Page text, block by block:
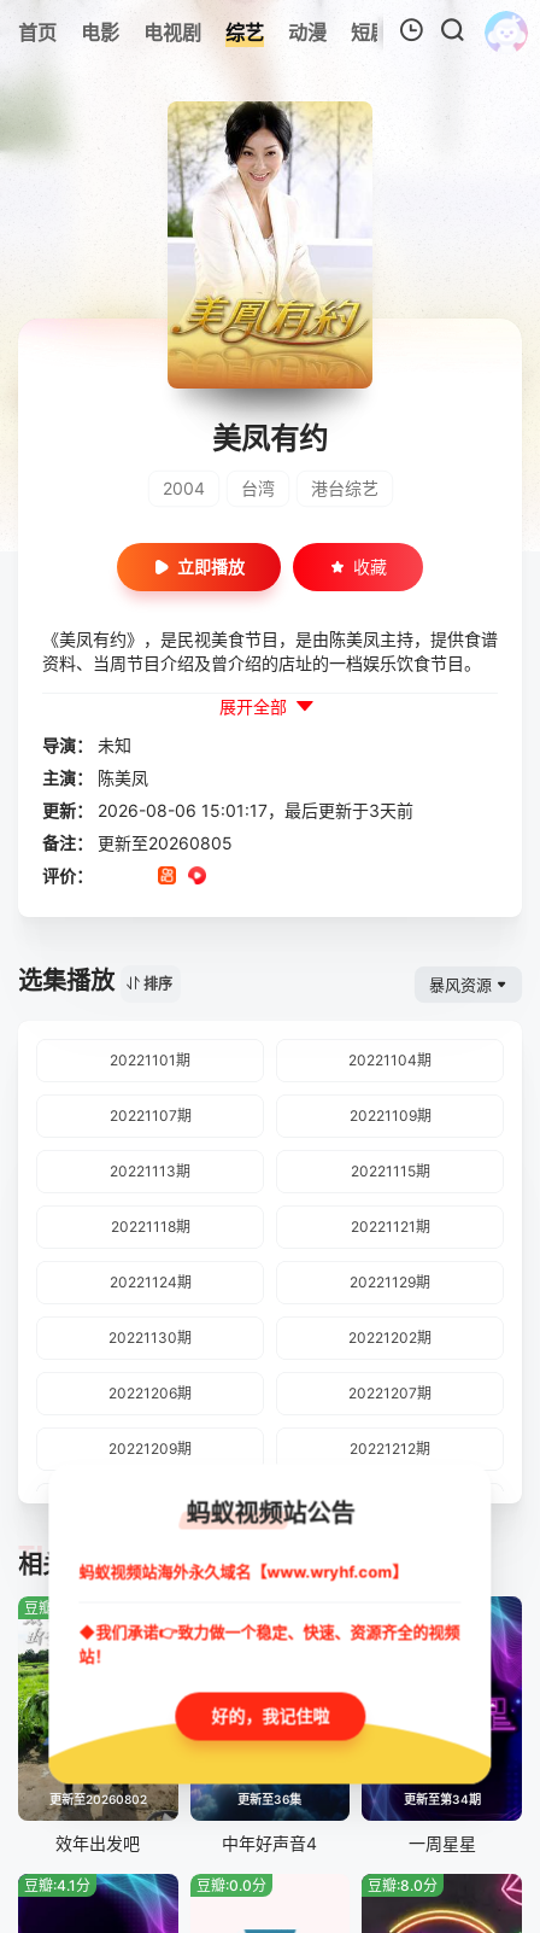
首页 电影 电视剧 综艺 动漫 短剧 今日更新
0
暂无观看影片的记录
美凤有约
2004 台湾 港台综艺
立即播放 收藏
《美凤有约》，是民视美食节目，是由陈美凤主持，提供食谱
资料、当周节目介绍及曾介绍的店址的一档娱乐饮食节目。
展开全部
导演：
未知
主演：
陈美凤
更新：
2026-08-06 15:01:17，最后更新于3天前
备注：
更新至20260805
评价：
选集播放 排序 暴风资源
20221101期 20221104期
20221107期 20221109期
20221113期 20221115期
20221118期 20221121期
20221124期 20221129期
20221130期 20221202期
20221206期 20221207期
20221209期 20221212期
20221213期 20221215期
20221216期 20221220期
20221230期 20230103期
20230104期 20230106期
20230111期 20230113期
20230116期 20230117期
相关推荐
TUIJIAN
更新至20260802
豆瓣:5.0分
效年出发吧
更新至36集
中年好声音4
更新至第34期
一周星星
豆瓣:4.1分 豆瓣:0.0分 豆瓣:8.0分
蚂蚁视频站公告
蚂蚁视频站海外永久域名【www.wryhf.com】
◆我们承诺👉致力做一个稳定、快速、资源齐全的视频
站！
好的，我记住啦